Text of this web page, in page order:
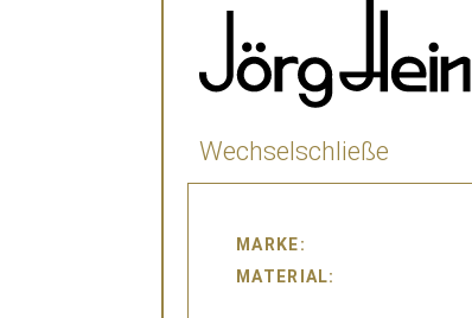
Wechselschließe
MARKE
MATERIAL